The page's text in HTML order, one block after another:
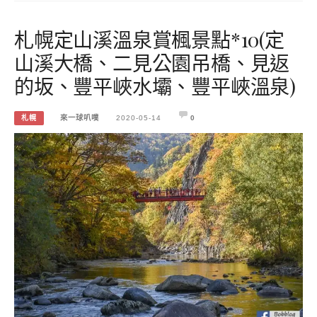
札幌定山溪溫泉賞楓景點*10(定
山溪大橋、二見公園吊橋、見返
的坂、豐平峽水壩、豐平峽溫泉)
札幌 來一球叭噗 2020-05-14 0